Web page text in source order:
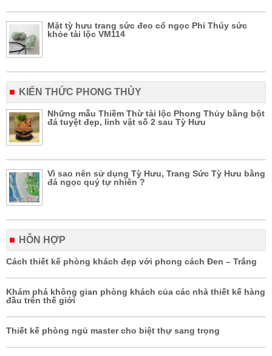
Mặt tỳ hưu trang sức đeo cổ ngọc Phỉ Thúy sức
khỏe tài lộc VM114
KIẾN THỨC PHONG THỦY
Những mẫu Thiềm Thừ tài lộc Phong Thủy bằng bột
đá tuyệt đẹp, linh vật số 2 sau Tỳ Hưu
Vì sao nên sử dụng Tỳ Hưu, Trang Sức Tỳ Hưu bằng
đá ngọc quý tự nhiên ?
HỖN HỢP
Cách thiết kế phòng khách đẹp với phong cách Đen – Trắng
Khám phá không gian phòng khách của các nhà thiết kế hàng
đầu trên thế giới
Thiết kế phòng ngủ master cho biệt thự sang trọng